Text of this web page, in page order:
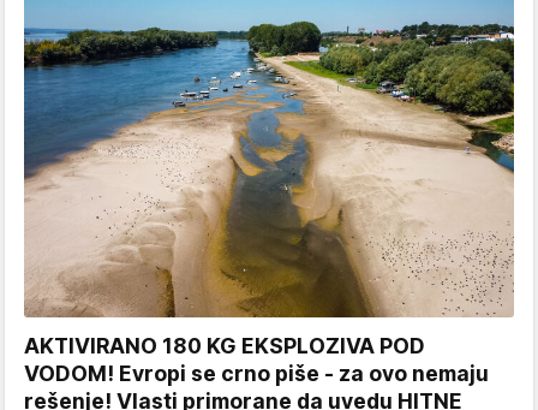
AKTIVIRANO 180 KG EKSPLOZIVA POD
VODOM! Evropi se crno piše - za ovo nemaju
rešenje! Vlasti primorane da uvedu HITNE